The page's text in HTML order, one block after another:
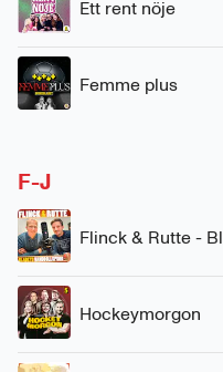
Ett rent nöje
Femme plus
F-J
Flinck & Rutte -
Hockeymorgon